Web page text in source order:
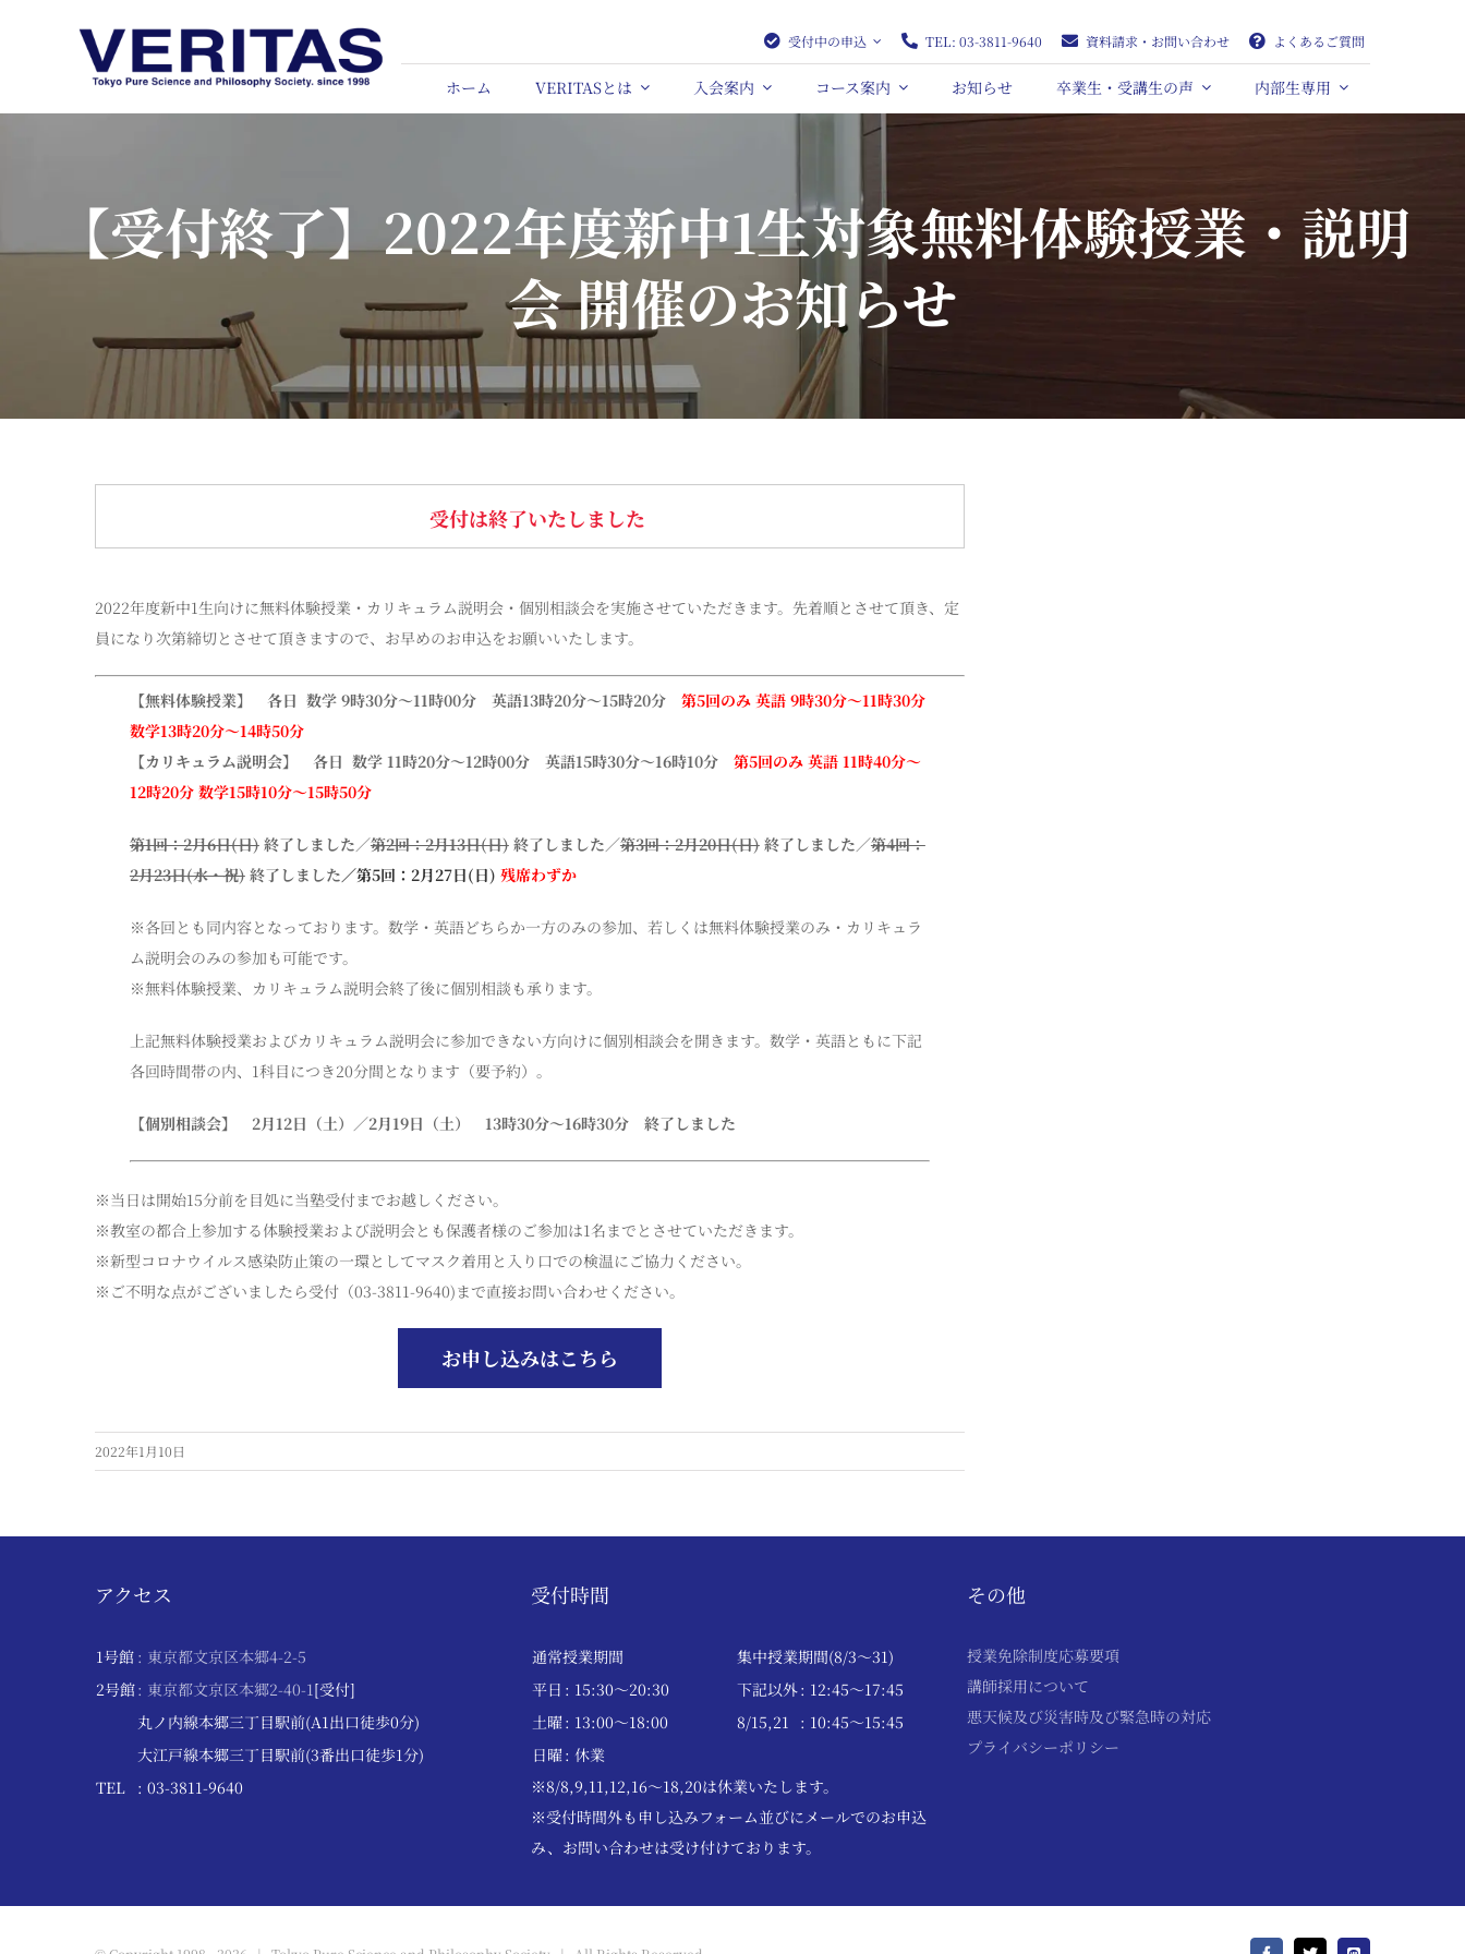
受付中の申込 TEL: 03-3811-9640 資料請求・お問い合わせ よくあるご質問
ホーム VERITASとは 入会案内 コース案内 お知らせ 卒業生・受講生の声 内部生専用
【受付終了】2022年度新中1生対象無料体験授業・説明
会 開催のお知らせ
受付は終了いたしました
2022年度新中1生向けに無料体験授業・カリキュラム説明会・個別相談会を実施させていただきます。先着順とさせて頂き、定
員になり次第締切とさせて頂きますので、お早めのお申込をお願いいたします。
【無料体験授業】 各日 数学 9時30分〜11時00分 英語13時20分〜15時20分 第5回のみ 英語 9時30分〜11時30分
数学13時20分〜14時50分
【カリキュラム説明会】
各日 数学 11時20分〜12時00分 英語15時30分〜16時10分 第5回のみ 英語 11時40分〜
12時20分 数学15時10分〜15時50分
第1回：2月6日(日)終了しました／第2回：2月13日(日)終了しました／第3回：2月20日(日)終了しました／第4回：
2月23日(水・祝)終了しました／第5回：2月27日(日) 残席わずか
※各回とも同内容となっております。数学・英語どちらか一方のみの参加、若しくは無料体験授業のみ・カリキュラ
ム説明会のみの参加も可能です。
※無料体験授業、カリキュラム説明会終了後に個別相談も承ります。
上記無料体験授業およびカリキュラム説明会に参加できない方向けに個別相談会を開きます。数学・英語ともに下記
各回時間帯の内、1科目につき20分間となります（要予約）。
【個別相談会】 2月12日（土）／2月19日（土） 13時30分〜16時30分 終了しました
※当日は開始15分前を目処に当塾受付までお越しください。
※教室の都合上参加する体験授業および説明会とも保護者様のご参加は1名までとさせていただきます。
※新型コロナウイルス感染防止策の一環としてマスク着用と入り口での検温にご協力ください。
※ご不明な点がございましたら受付（03-3811-9640)まで直接お問い合わせください。
お申し込みはこちら
2022年1月10日
アクセス
1号館 : 東京都文京区本郷4-2-5
2号館: 東京都文京区本郷2-40-1[受付]
丸ノ内線本郷三丁目駅前(A1出口徒歩0分)
大江戸線本郷三丁目駅前(3番出口徒歩1分)
TEL : 03-3811-9640
受付時間
通常授業期間
集中授業期間(8/3～31)
平日 : 15:30〜20:30 下記以外: 12:45〜17:45
土曜: 13:00〜18:00 8/15,21 : 10:45〜15:45
日曜: 休業
※8/8,9,11,12,16～18,20は休業いたします。
※受付時間外も申し込みフォーム並びにメールでのお申込
み、お問い合わせは受け付けております。
その他
授業免除制度応募要項
講師採用について
悪天候及び災害時及び緊急時の対応
プライバシーポリシー